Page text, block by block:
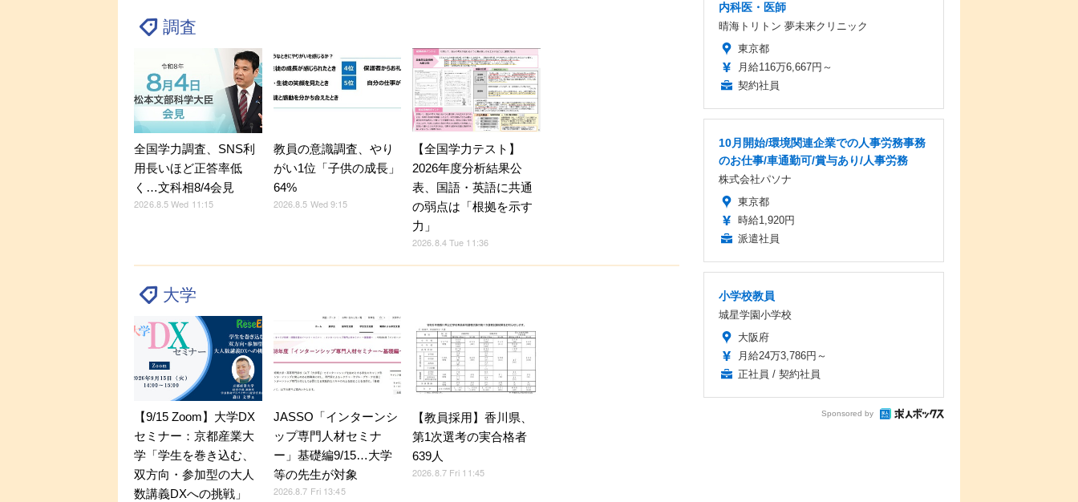
調査
全国学力調査、SNS利
用長いほど正答率低
く…文科相8/4会見
2026.8.5 Wed 11:15
教員の意識調査、やり
がい1位「子供の成長」
64%
2026.8.5 Wed 9:15
【全国学力テスト】
2026年度分析結果公
表、国語・英語に共通
の弱点は「根拠を示す
力」
2026.8.4 Tue 11:36
大学
【9/15 Zoom】大学DX
セミナー：京都産業大
学「学生を巻き込む、
双方向・参加型の大人
数講義DXへの挑戦」
JASSO「インターンシ
ップ専門人材セミナ
ー」基礎編9/15…大学
等の先生が対象
2026.8.7 Fri 13:45
【教員採用】香川県、
第1次選考の実合格者
639人
2026.8.7 Fri 11:45
内科医・医師
晴海トリトン 夢未来クリニック
東京都
月給116万6,667円～
契約社員
10月開始/環境関連企業での人事労務事務
のお仕事/車通勤可/賞与あり/人事労務
株式会社パソナ
東京都
時給1,920円
派遣社員
小学校教員
城星学園小学校
大阪府
月給24万3,786円～
正社員 / 契約社員
Sponsored by